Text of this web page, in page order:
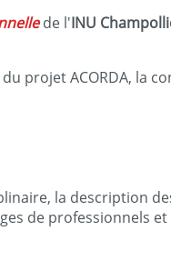
de l'INU
projet ACORDA, la
la description
de professionnels